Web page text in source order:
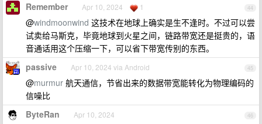
44
Remember Apr 10, 2024 1
@windmoonwind 这技术在地球上确实是生不逢时。不过可以尝
试卖给马斯克，毕竟地球到火星之间，链路带宽还是挺贵的，语
音通话用这个压缩一下，可以省下带宽传别的东西。
45
passive Apr 10, 2024 via Android
@murmur 航天通信，节省出来的数据带宽能转化为物理编码的
信噪比
46
ByteRan Apr 10, 2024